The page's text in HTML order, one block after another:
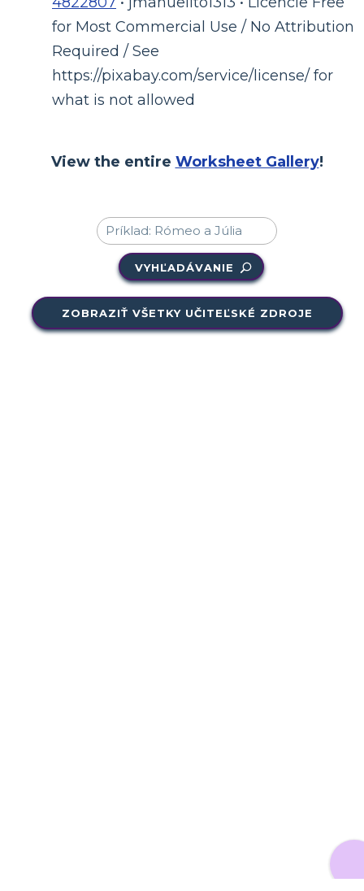
for Most Commercial Use / No Attribution
Required / See
https://pixabay.com/service/license/ for
what is not allowed
View the entire Worksheet Gallery!
VYHĽADÁVANIE
ZOBRAZIŤ VŠETKY UČITEĽSKÉ ZDROJE